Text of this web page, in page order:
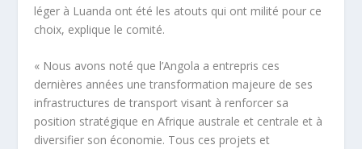
léger à Luanda ont été les atouts qui ont milité pour ce
choix, explique le comité.
« Nous avons noté que l’Angola a entrepris ces
dernières années une transformation majeure de ses
infrastructures de transport visant à renforcer sa
position stratégique en Afrique australe et centrale et à
diversifier son économie. Tous ces projets et